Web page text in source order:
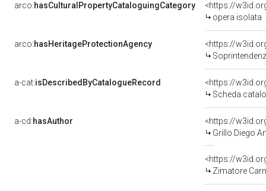
arco:hasCulturalPropertyCataloguingCategory
<https://
opera isolata
arco:hasHeritageProtectionAgency
<https://
a-cat:isDescribedByCatalogueRecord
<https://
Scheda
a-cd:hasAuthor
<https://
Grillo Diego
<https://
Zimatore